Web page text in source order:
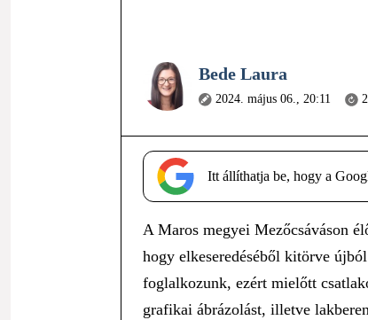
Bede Laura
2024. május 06., 20:11
Itt állíthatja be, hogy a
A Maros megyei Mezőcsáváson
hogy elkeseredéséből kitörve
foglalkozunk, ezért mielőtt
grafikai ábrázolást, illetve